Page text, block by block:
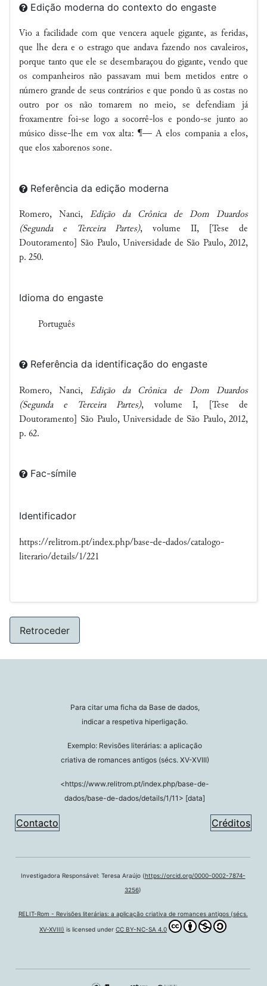
Edição moderna do contexto do engaste
Vio a facilidade com que vencera aquele gigante, as feridas,
que lhe dera e o estrago que andava fazendo nos cavaleiros,
porque tanto que ele se desembaraçou do gigante, vendo que
os companheiros não passavam mui bem metidos entre o
número grande de seus contrários e que pondo ũ as costas no
outro por os não tomarem no meio, se defendiam já
froxamentre foi-se logo a socorrê-los e pondo-se junto ao
músico disse-lhe em vox alta: ¶— A elos compania a elos,
que elos xaborenos sone.
Referência da edição moderna
Romero, Nanci, Edição da Crônica de Dom Duardos
(Segunda e Terceira Partes), volume II, [Tese de
Doutoramento] São Paulo, Universidade de São Paulo, 2012,
p. 250.
Idioma do engaste
Português
Referência da identificação do engaste
Romero, Nanci, Edição da Crônica de Dom Duardos
(Segunda e Terceira Partes), volume I, [Tese de
Doutoramento] São Paulo, Universidade de São Paulo, 2012,
p. 62.
Fac-símile
Identificador
https://relitrom.pt/index.php/base-de-dados/catalogo-
literario/details/1/221
Retroceder
Para citar uma ficha da Base de dados,
indicar a respetiva hiperligação.
Exemplo: Revisões literárias: a aplicação
criativa de romances antigos (sécs. XV-XVIII)
<https://www.relitrom.pt/index.php/base-de-
dados/base-de-dados/details/1/11> [data]
Contacto Créditos
Investigadora Responsável: Teresa Araújo (https://orcid.org/0000-0002-7874-
3256)
RELIT-Rom - Revisões literárias: a aplicação criativa de romances antigos (sécs.
XV-XVIII) is licensed under CC BY-NC-SA 4.0